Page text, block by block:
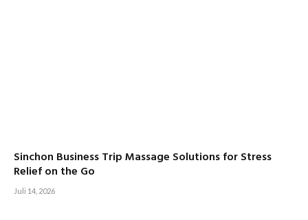
Sinchon Business Trip Massage Solutions for Stress
Relief on the Go
Juli 14, 2026